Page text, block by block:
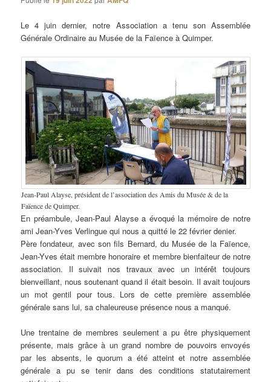
Le 4 juin dernier, notre Association a tenu son Assemblée
Générale Ordinaire au Musée de la Faïence à Quimper.
Jean-Paul Alayse, président de l’association des Amis du Musée & de la
Faïence de Quimper.
En préambule, Jean-Paul Alayse a évoqué la mémoire de notre
ami Jean-Yves Verlingue qui nous a quitté le 22 février denier.
Père fondateur, avec son fils Bernard, du Musée de la Faïence,
Jean-Yves était membre honoraire et membre bienfaiteur de notre
association. Il suivait nos travaux avec un intérêt toujours
bienveillant, nous soutenant quand il était besoin. Il avait toujours
un mot gentil pour tous. Lors de cette première assemblée
générale sans lui, sa chaleureuse présence nous a manqué.
Une trentaine de membres seulement a pu être physiquement
présente, mais grâce à un grand nombre de pouvoirs envoyés
par les absents, le quorum a été atteint et notre assemblée
générale a pu se tenir dans des conditions statutairement